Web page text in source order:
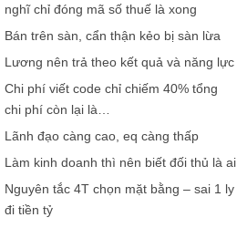
nghĩ chỉ đóng mã số thuế là xong
Bán trên sàn, cẩn thận kẻo bị sàn lừa
Lương nên trả theo kết quả và năng lực
Chi phí viết code chỉ chiếm 40% tổng
chi phí còn lại là…
Lãnh đạo càng cao, eq càng thấp
Làm kinh doanh thì nên biết đối thủ là ai
Nguyên tắc 4T chọn mặt bằng – sai 1 ly
đi tiền tỷ